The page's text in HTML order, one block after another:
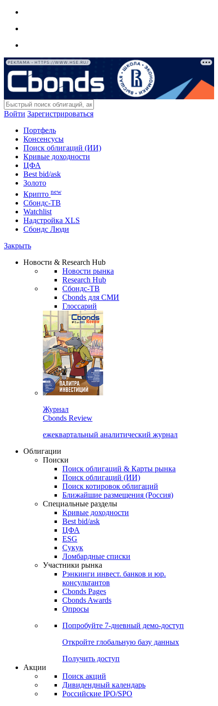
РЕКЛАМА • HTTPS://WWW.HSE.RU/
Войти Зарегистрироваться
Портфель
Консенсусы
Поиск облигаций (ИИ)
Кривые доходности
ЦФА
Best bid/ask
Золото
Крипто new
Сбондс-ТВ
Watchlist
Надстройка XLS
Сбондс Люди
Закрыть
Новости & Research Hub
Новости рынка
Research Hub
Сбондс-ТВ
Cbonds для СМИ
Глоссарий
Журнал
Cbonds Review
ежеквартальный аналитический журнал
Облигации
Поиски
Поиск облигаций & Карты рынка
Поиск облигаций (ИИ)
Поиск котировок облигаций
Ближайшие размещения (Россия)
Специальные разделы
Кривые доходности
Best bid/ask
ЦФА
ESG
Сукук
Ломбардные списки
Участники рынка
Рэнкинги инвест. банков и юр.
консультантов
Cbonds Pages
Cbonds Awards
Опросы
Попробуйте 7-дневный демо-доступ
Откройте глобальную базу данных
Получить доступ
Акции
Поиск акций
Дивидендный календарь
Российские IPO/SPO